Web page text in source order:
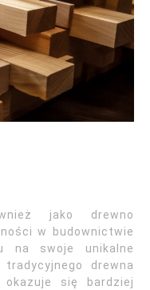
jako drewno
w budownictwie
na swoje unikalne
drewna
się bardziej